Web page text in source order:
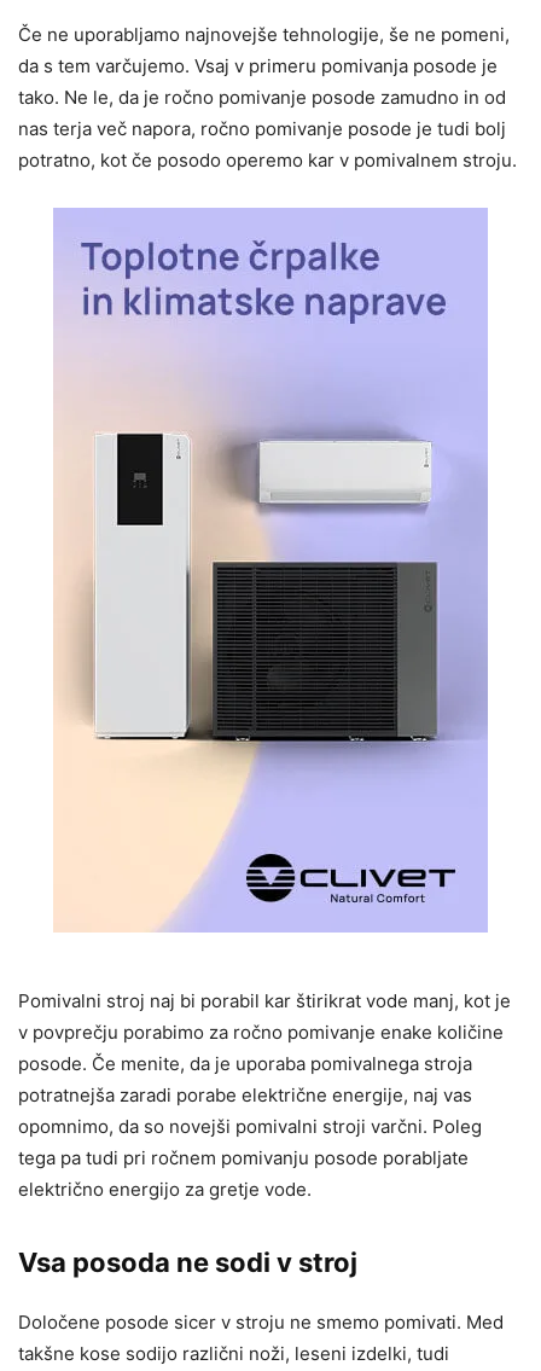
Če ne uporabljamo najnovejše tehnologije, še ne pomeni,
da s tem varčujemo. Vsaj v primeru pomivanja posode je
tako. Ne le, da je ročno pomivanje posode zamudno in od
nas terja več napora, ročno pomivanje posode je tudi bolj
potratno, kot če posodo operemo kar v pomivalnem stroju.
Pomivalni stroj naj bi porabil kar štirikrat vode manj, kot je
v povprečju porabimo za ročno pomivanje enake količine
posode. Če menite, da je uporaba pomivalnega stroja
potratnejša zaradi porabe električne energije, naj vas
opomnimo, da so novejši pomivalni stroji varčni. Poleg
tega pa tudi pri ročnem pomivanju posode porabljate
električno energijo za gretje vode.
Vsa posoda ne sodi v stroj
Določene posode sicer v stroju ne smemo pomivati. Med
takšne kose sodijo različni noži, leseni izdelki, tudi